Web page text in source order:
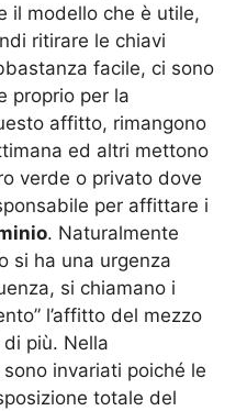
il modello che è utile,
ritirare le chiavi
facile, ci sono
proprio per la
affitto, rimangono
ed altri mettono
verde o privato dove
per affittare i
. Naturalmente
si ha una urgenza
si chiamano i
l’affitto del mezzo
più. Nella
invariati poiché le
totale del